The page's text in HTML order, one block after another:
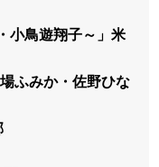
小鳥遊翔子～」米
ふみか・佐野ひな